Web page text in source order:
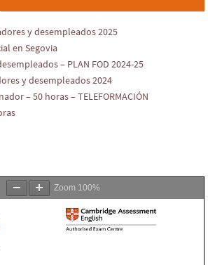
y desempleados 2025
en Segovia
– PLAN FOD 2024-25
y desempleados 2024
– 50 horas – TELEFORMACIÓN
Zoom 100%